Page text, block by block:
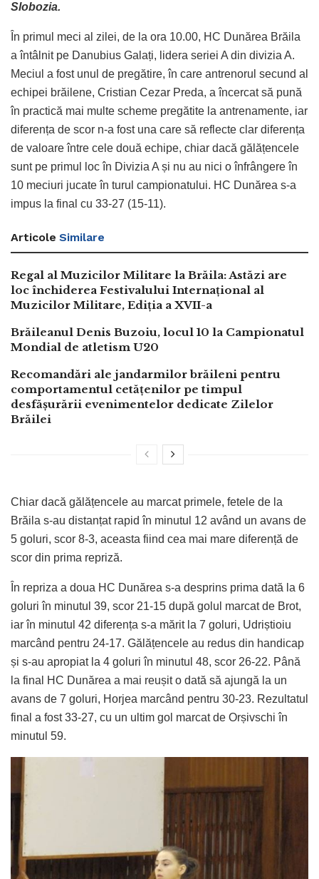
Slobozia.
În primul meci al zilei, de la ora 10.00, HC Dunărea Brăila
a întâlnit pe Danubius Galați, lidera seriei A din divizia A.
Meciul a fost unul de pregătire, în care antrenorul secund al
echipei brăilene, Cristian Cezar Preda, a încercat să pună
în practică mai multe scheme pregătite la antrenamente, iar
diferența de scor n-a fost una care să reflecte clar diferența
de valoare între cele două echipe, chiar dacă gălățencele
sunt pe primul loc în Divizia A și nu au nici o înfrângere în
10 meciuri jucate în turul campionatului. HC Dunărea s-a
impus la final cu 33-27 (15-11).
Articole Similare
Regal al Muzicilor Militare la Brăila: Astăzi are
loc închiderea Festivalului Internațional al
Muzicilor Militare, Ediția a XVII-a
Brăileanul Denis Buzoiu, locul 10 la Campionatul
Mondial de atletism U20
Recomandări ale jandarmilor brăileni pentru
comportamentul cetățenilor pe timpul
desfășurării evenimentelor dedicate Zilelor
Brăilei
Chiar dacă gălățencele au marcat primele, fetele de la
Brăila s-au distanțat rapid în minutul 12 având un avans de
5 goluri, scor 8-3, aceasta fiind cea mai mare diferență de
scor din prima repriză.
În repriza a doua HC Dunărea s-a desprins prima dată la 6
goluri în minutul 39, scor 21-15 după golul marcat de Brot,
iar în minutul 42 diferența s-a mărit la 7 goluri, Udriștioiu
marcând pentru 24-17. Gălățencele au redus din handicap
și s-au apropiat la 4 goluri în minutul 48, scor 26-22. Până
la final HC Dunărea a mai reușit o dată să ajungă la un
avans de 7 goluri, Horjea marcând pentru 30-23. Rezultatul
final a fost 33-27, cu un ultim gol marcat de Orșivschi în
minutul 59.